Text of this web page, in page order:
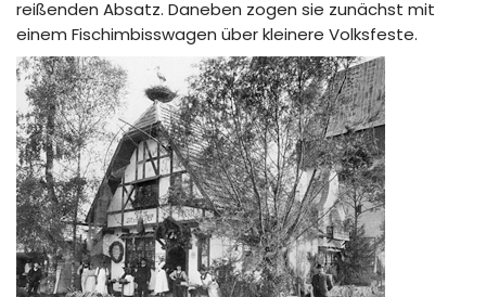
reißenden Absatz. Daneben zogen sie zunächst mit
einem Fischimbisswagen über kleinere Volksfeste.